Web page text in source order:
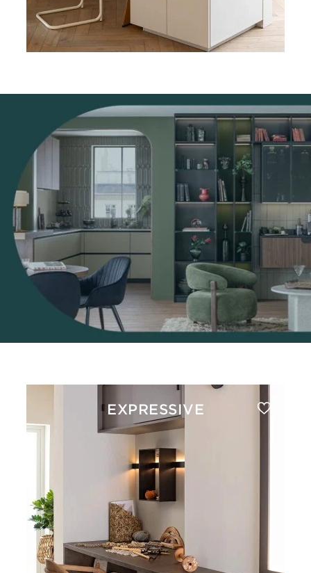
CE MEUBLE DE BUREAU
VOUS PLAÎT ?
PRENDRE RDV
EXPRESSIVE